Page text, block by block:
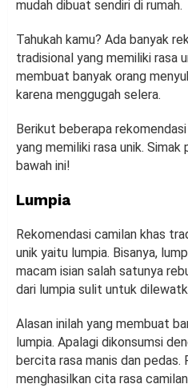
mudah dibuat sendiri di rumah.
Tahukah kamu? Ada banyak
tradisional yang memiliki rasa
membuat banyak orang
karena menggugah selera.
Berikut beberapa
yang memiliki rasa unik. Simak
bawah ini!
Lumpia
Rekomendasi camilan khas
unik yaitu lumpia. Bisanya,
macam isian salah satunya
dari lumpia sulit untuk
Alasan inilah yang membuat
lumpia. Apalagi dikonsumsi
bercita rasa manis dan pedas.
menghasilkan cita rasa